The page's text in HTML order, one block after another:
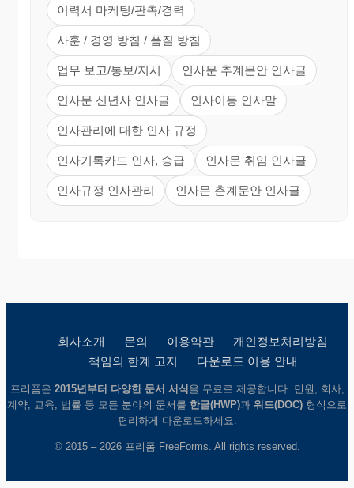
이력서 마케팅/판촉/경력
사훈 / 경영 방침 / 품질 방침
업무 보고/통보/지시 인사문 추계문안 인사글
인사문 신년사 인사글 인사이동 인사말
인사관리에 대한 인사 규정
인사기록카드 인사, 승급 인사문 취임 인사글
인사규정 인사관리 인사문 춘계문안 인사글
회사소개 문의 이용약관
개인정보처리방침
책임의 한계 고지
다운로드 이용 안내
프리폼은 2015년부터 다양한 문서 서식 을 무료로 제공합니다. 민원, 회사,
계약, 교육, 법률 등 모든 분야의 문서를 한글(HWP)과 워드(DOC) 형식으로
편리하게 다운로드하세요.
© 2015 – 2026 프리폼 FreeForms. All rights reserved.